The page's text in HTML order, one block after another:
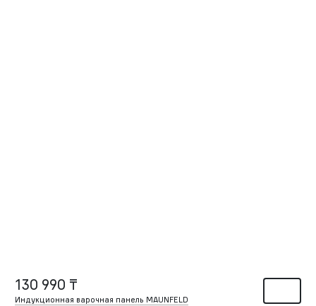
130 990 ₸
Индукционная варочная панель MAUNFELD